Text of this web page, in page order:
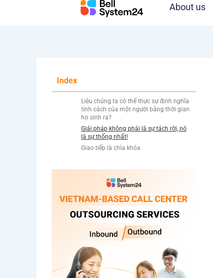
About us
Index
Liệu chúng ta có thể thực sự định nghĩa
tính cách của một người bằng thời gian
họ sinh ra?
Giải pháp không phải là sự tách rời, nó
là sự thống nhất!
Giao tiếp là chìa khóa